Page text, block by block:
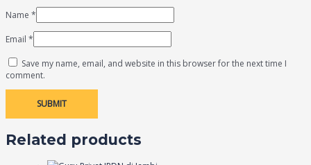
Name *
Email *
Save my name, email, and website in this browser for the next time I
comment.
Related products